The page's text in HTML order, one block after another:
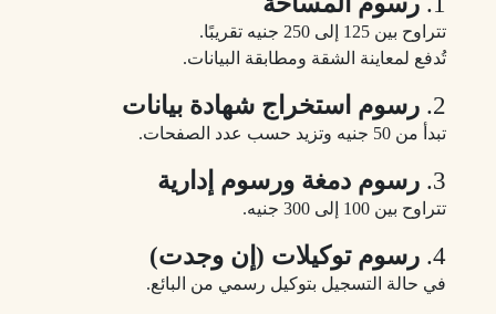
تتراوح بين 125 إلى 250 جنيه تقريبًا.
تُدفع لمعاينة الشقة ومطابقة البيانات.
2. رسوم استخراج شهادة بيانات
تبدأ من 50 جنيه وتزيد حسب عدد الصفحات.
3. رسوم دمغة ورسوم إدارية
تتراوح بين 100 إلى 300 جنيه.
4. رسوم توكيلات (إن وجدت)
في حالة التسجيل بتوكيل رسمي من البائع.